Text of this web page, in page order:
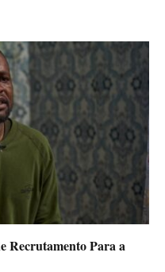
Recrutamento Para a